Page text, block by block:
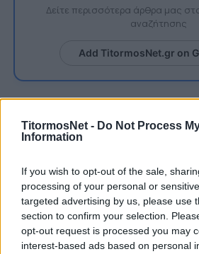
TitormosNet - Do Not Process
Information
If you wish to opt-out of the sale,
processing of your personal or
targeted advertising by us, please use
section to confirm your selection.
opt-out request is processed you may
interest-based ads based on personal
Δείτε περισσότερα άρθρα μας
αναζήτησης
Add TitormosNet.gr on
Τίτορμος με την σημερινή,
Οι ποδοσφαιριστές που
Φάληρο πήγαν πιο
υπόλοιπους το πρόγραμμα
εντονότερα.